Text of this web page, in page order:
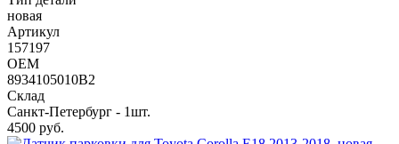
новая
Артикул
157197
OEM
8934105010B2
Склад
Санкт-Петербург - 1шт.
4500 руб.